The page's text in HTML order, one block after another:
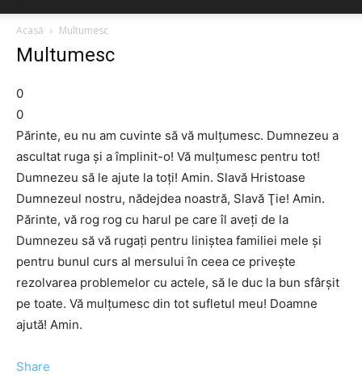
Acasă
Multumesc
Multumesc
0
0
Părinte, eu nu am cuvinte să vă mulţumesc. Dumnezeu a
ascultat ruga şi a împlinit-o! Vă mulţumesc pentru tot!
Dumnezeu să le ajute la toţi! Amin. Slavă Hristoase
Dumnezeul nostru, nădejdea noastră, Slavă Ţie! Amin.
Părinte, vă rog rog cu harul pe care îl aveţi de la
Dumnezeu să vă rugaţi pentru liniştea familiei mele şi
pentru bunul curs al mersului în ceea ce priveşte
rezolvarea problemelor cu actele, să le duc la bun sfârşit
pe toate. Vă mulţumesc din tot sufletul meu! Doamne
ajută! Amin.
Share